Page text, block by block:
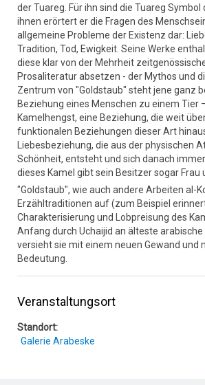
der Tuareg. Für ihn sind die Tuareg
ihnen erörtert er die Fragen des
allgemeine Probleme der Existenz dar:
Tradition, Tod, Ewigkeit. Seine Werke
diese klar von der Mehrheit
Prosaliteratur absetzen - der Mythos und
Zentrum von "Goldstaub" steht jene ganz
Beziehung eines Menschen zu einem Tier
Kamelhengst, eine Beziehung, die weit
funktionalen Beziehungen dieser Art
Liebesbeziehung, die aus der physischen
Schönheit, entsteht und sich danach
dieses Kamel gibt sein Besitzer sogar Frau
"Goldstaub", wie auch andere Arbeiten al-
Erzähltraditionen auf (zum Beispiel
Charakterisierung und Lobpreisung des
Anfang durch Uchaijid an älteste
versieht sie mit einem neuen Gewand und
Bedeutung.
Veranstaltungsort
Standort:
Galerie Arabeske